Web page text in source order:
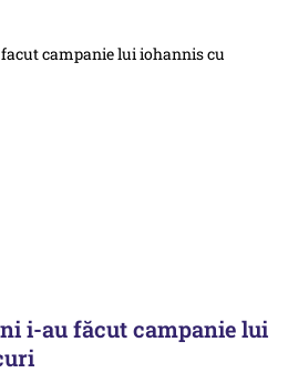
i-au făcut campanie lui